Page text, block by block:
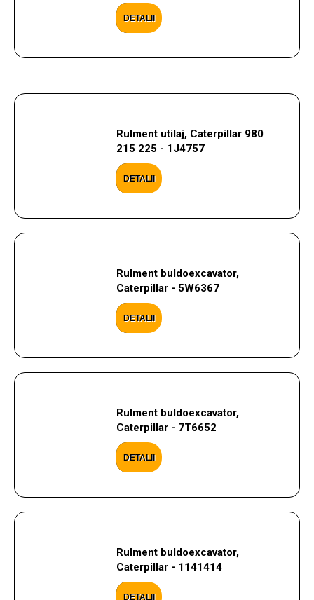
DETALII
Rulment utilaj, Caterpillar 980
215 225 - 1J4757
DETALII
Rulment buldoexcavator,
Caterpillar - 5W6367
DETALII
Rulment buldoexcavator,
Caterpillar - 7T6652
DETALII
Rulment buldoexcavator,
Caterpillar - 1141414
DETALII